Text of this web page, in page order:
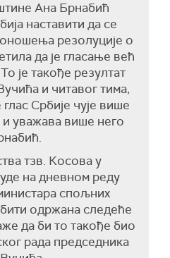
Ана Брнабић
наставити да се
резолуције о
да је гласање већ
је такође резултат
и читавог тима,
Србије чује више
и уважава више него
тзв. Косова у
на дневном реду
спољних
одржана следеће
да би то такође био
рада председника